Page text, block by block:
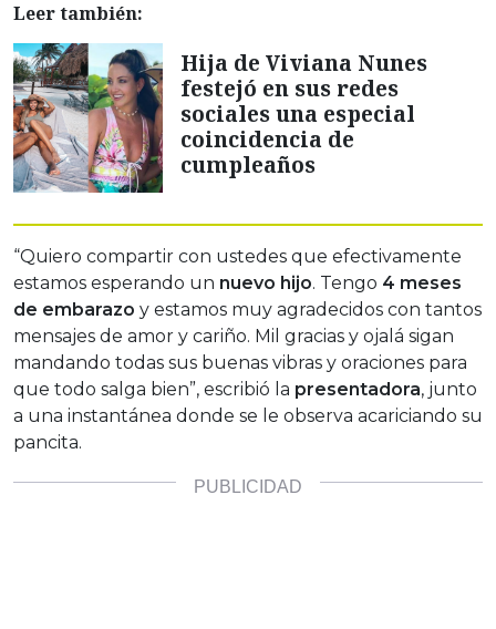
Leer también:
Hija de Viviana Nunes
festejó en sus redes
sociales una especial
coincidencia de
cumpleaños
“Quiero compartir con ustedes que efectivamente
estamos esperando un nuevo hijo. Tengo 4 meses
de embarazo y estamos muy agradecidos con tantos
mensajes de amor y cariño. Mil gracias y ojalá sigan
mandando todas sus buenas vibras y oraciones para
que todo salga bien”, escribió la presentadora, junto
a una instantánea donde se le observa acariciando su
pancita.